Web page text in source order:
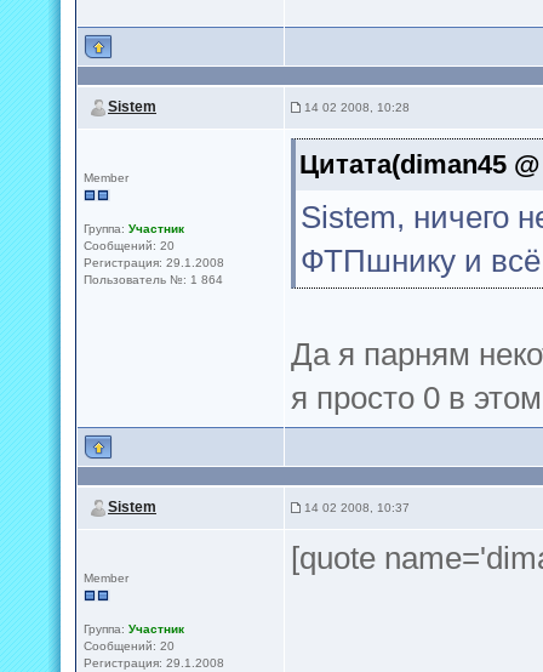
Sistem 14 02 2008, 10:28
Member
Группа: Участник
Сообщений: 20
Регистрация: 29.1.2008
Пользователь №: 1 864
Цитата(diman45
Sistem, ничего
ФТПшнику и
Да я парням
я просто 0 в
Sistem 14 02 2008, 10:37
Member
Группа: Участник
Сообщений: 20
Регистрация: 29.1.2008
[quote